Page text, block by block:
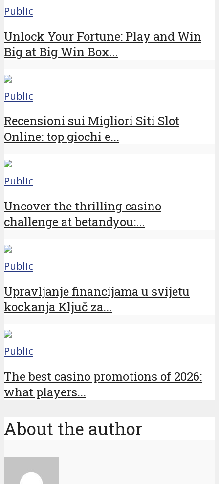
Public
Unlock Your Fortune: Play and Win
Big at Big Win Box...
Public
Recensioni sui Migliori Siti Slot
Online: top giochi e...
Public
Uncover the thrilling casino
challenge at betandyou:...
Public
Upravljanje financijama u svijetu
kockanja Ključ za...
Public
The best casino promotions of 2026:
what players...
About the author